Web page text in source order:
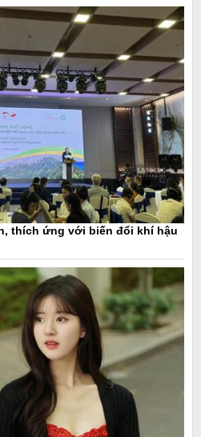
thích ứng với biến đổi khí hậu